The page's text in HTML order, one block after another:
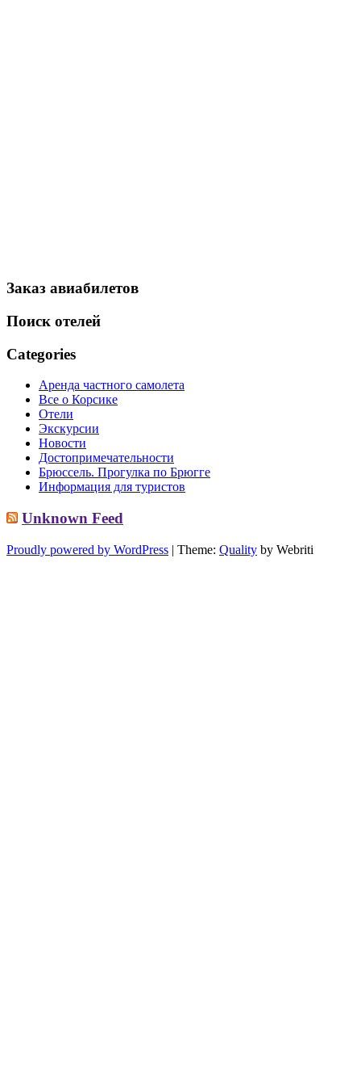
Заказ авиабилетов
Поиск отелей
Categories
Аренда частного самолета
Все о Корсике
Отели
Экскурсии
Новости
Достопримечательности
Брюссель. Прогулка по Брюгге
Информация для туристов
Unknown Feed
Proudly powered by WordPress | Theme: Quality by Webriti